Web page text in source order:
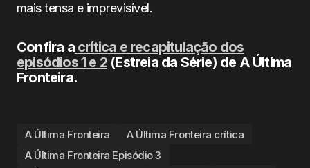
mais tensa e imprevisível.
Confira acrítica e recapitulação dos
episódios 1 e 2 (Estreia da Série) de A Última
Fronteira.
A Última Fronteira
A Última Fronteira crítica
A Última Fronteira Episódio 3